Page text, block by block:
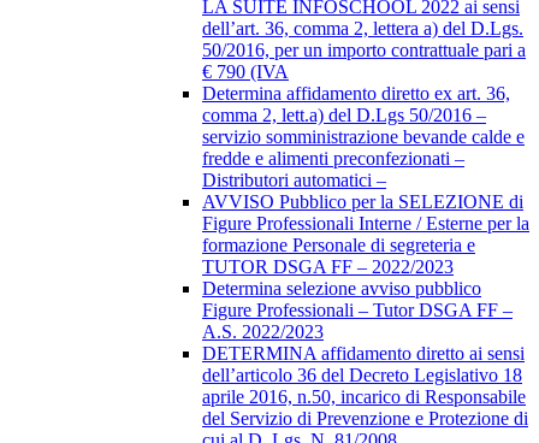
LA SUITE INFOSCHOOL 2022 ai sensi
dell’art. 36, comma 2, lettera a) del D.Lgs.
50/2016, per un importo contrattuale pari a
€ 790 (IVA
Determina affidamento diretto ex art. 36,
comma 2, lett.a) del D.Lgs 50/2016 –
servizio somministrazione bevande calde e
fredde e alimenti preconfezionati –
Distributori automatici –
AVVISO Pubblico per la SELEZIONE di
Figure Professionali Interne / Esterne per la
formazione Personale di segreteria e
TUTOR DSGA FF – 2022/2023
Determina selezione avviso pubblico
Figure Professionali – Tutor DSGA FF –
A.S. 2022/2023
DETERMINA affidamento diretto ai sensi
dell’articolo 36 del Decreto Legislativo 18
aprile 2016, n.50, incarico di Responsabile
del Servizio di Prevenzione e Protezione di